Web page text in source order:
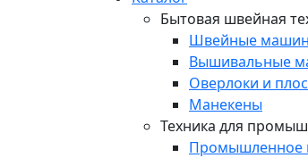
Бытовая швейная
Швейные
Вышивальные
Оверлоки и
Манекены
Техника для
Промышленное